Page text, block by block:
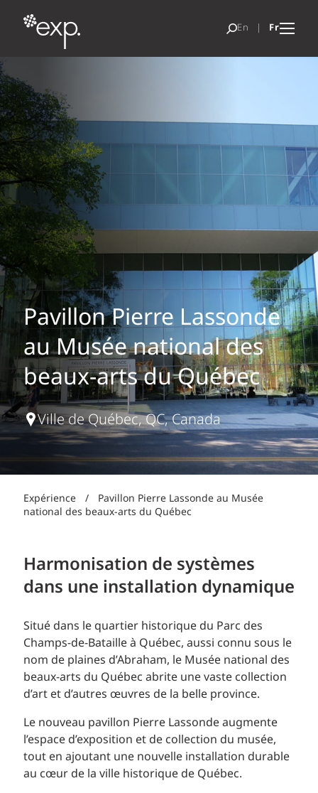
Pavillon Pierre Lassonde
au Musée national des
beaux-arts du Québec
Ville de Québec, QC, Canada
Expérience /
Pavillon Pierre Lassonde au Musée
national des beaux-arts du Québec
Harmonisation de systèmes
dans une installation dynamique
Situé dans le quartier historique du Parc des
Champs-de-Bataille à Québec, aussi connu sous le
nom de plaines d’Abraham, le Musée national des
beaux-arts du Québec abrite une vaste collection
d’art et d’autres œuvres de la belle province.
Le nouveau pavillon Pierre Lassonde augmente
l’espace d’exposition et de collection du musée,
tout en ajoutant une nouvelle installation durable
au cœur de la ville historique de Québec.